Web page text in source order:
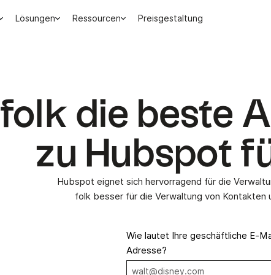
Lösungen Ressourcen Preisgestaltung
folk die beste
zu Hubspot
Hubspot eignet sich hervorragend für die
folk besser für die Verwaltung von Kontakten
Wie lautet Ihre geschäftliche E-
Adresse?